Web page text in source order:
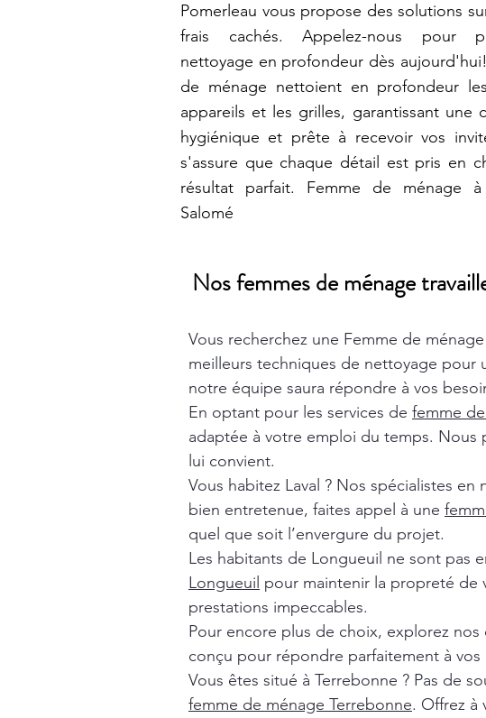
Pomerleau vous propose des solutions
frais cachés. Appelez-nous pour
nettoyage en profondeur dès
de ménage nettoient en profondeur
appareils et les grilles, garantissant une
hygiénique et prête à recevoir vos
s'assure que chaque détail est pris en
résultat parfait. Femme de ménage à
Salomé
Nos femmes de ménage
Vous recherchez une Femme de
meilleurs techniques de nettoyage pour
notre équipe saura répondre à vos
En optant pour les services de femme
adaptée à votre emploi du temps.
lui convient.
Vous habitez Laval ? Nos spécialistes
bien entretenue, faites appel à une
quel que soit l’envergure du projet.
Les habitants de Longueuil ne sont pas
Longueuil pour maintenir la propreté de
prestations impeccables.
Pour encore plus de choix, explorez
conçu pour répondre parfaitement à vos
Vous êtes situé à Terrebonne ? Pas de
femme de ménage Terrebonne. Offrez à